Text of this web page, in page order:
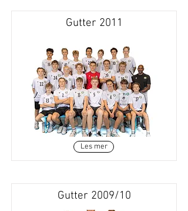
Gutter 2011
Les mer
Gutter 2009/10